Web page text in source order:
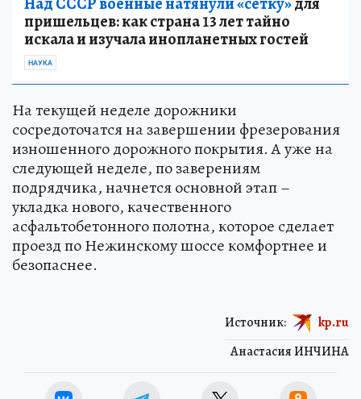
пришельцев: как страна 13 лет тайно
искала и изучала инопланетных гостей
НАУКА
На текущей неделе дорожники
сосредоточатся на завершении фрезерования
изношенного дорожного покрытия. А уже на
следующей неделе, по заверениям
подрядчика, начнется основной этап –
укладка нового, качественного
асфальтобетонного полотна, которое сделает
проезд по Нежинскому шоссе комфортнее и
безопаснее.
Анастасия ИНЧИНА
Источник: kp.ru